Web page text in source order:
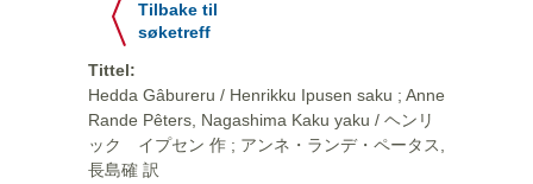
Tilbake til
søketreff
Tittel:
Hedda Gâbureru / Henrikku Ipusen saku ; Anne
Rande Pêters, Nagashima Kaku yaku / ヘンリ
ック イプセン 作 ; アンネ・ランデ・ペータス,
長島確 訳